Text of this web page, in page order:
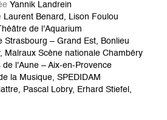
Yannik Landrein
Laurent Benard, Lison Foulou
de l'Aquarium
Strasbourg – Grand Est, Bonlieu
Malraux Scène nationale Chambéry
l'Aune – Aix-en-Provence
la Musique, SPEDIDAM
Pascal Lobry, Erhard Stiefel,